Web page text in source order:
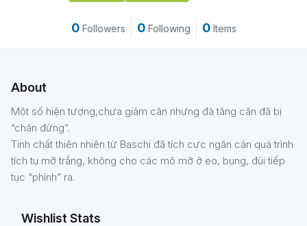
0 Followers 0 Following 0 Items
About
Một số hiện tượng,chưa giảm cân nhưng đà tăng cân đã bị
“chặn đứng”.
Tinh chất thiên nhiên từ Baschi đã tích cực ngăn cản quá trình
tích tụ mỡ trắng, không cho các mô mỡ ở eo, bụng, đùi tiếp
tục “phình” ra.
Wishlist Stats